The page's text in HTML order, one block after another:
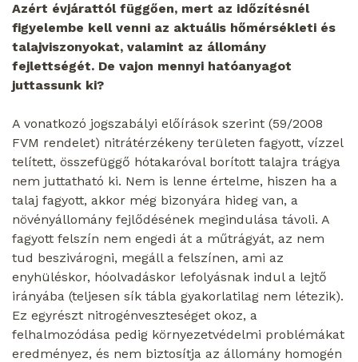
Azért évjárattól függően, mert az időzítésnél
figyelembe kell venni az aktuális hőmérsékleti és
talajviszonyokat, valamint az állomány
fejlettségét. De vajon mennyi hatóanyagot
juttassunk ki?
A vonatkozó jogszabályi előírások szerint (59/2008
FVM rendelet) nitrátérzékeny területen fagyott, vízzel
telített, összefüggő hótakaróval borított talajra trágya
nem juttatható ki. Nem is lenne értelme, hiszen ha a
talaj fagyott, akkor még bizonyára hideg van, a
növényállomány fejlődésének megindulása távoli. A
fagyott felszín nem engedi át a műtrágyát, az nem
tud beszivárogni, megáll a felszínen, ami az
enyhüléskor, hóolvadáskor lefolyásnak indul a lejtő
irányába (teljesen sík tábla gyakorlatilag nem létezik).
Ez egyrészt nitrogénveszteséget okoz, a
felhalmozódása pedig környezetvédelmi problémákat
eredményez, és nem biztosítja az állomány homogén